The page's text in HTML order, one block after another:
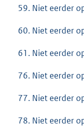
59. Niet eerder
60. Niet eerder
61. Niet eerder
76. Niet eerder
77. Niet eerder
78. Niet eerder